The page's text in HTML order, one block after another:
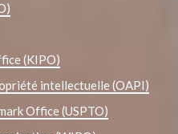
(KIPO)
intellectuelle (OAPI)
Office (USPTO)